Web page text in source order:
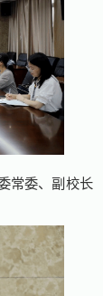
常委、副校长